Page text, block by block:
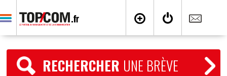
RECHERCHER UNE BRÈVE